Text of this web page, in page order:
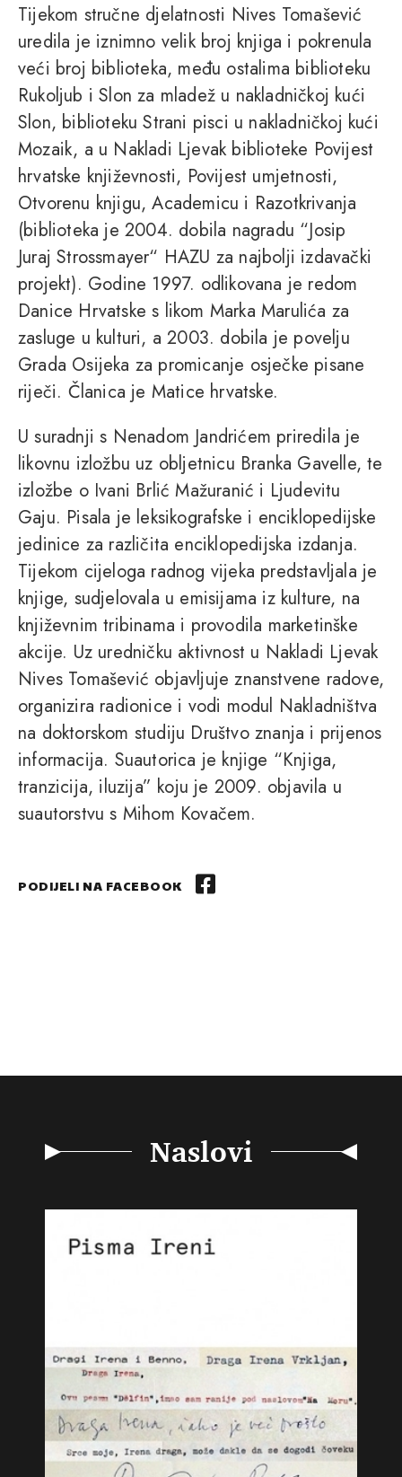
Tijekom stručne djelatnosti Nives Tomašević
uredila je iznimno velik broj knjiga i pokrenula
veći broj biblioteka, među ostalima biblioteku
Rukoljub i Slon za mladež u nakladničkoj kući
Slon, biblioteku Strani pisci u nakladničkoj kući
Mozaik, a u Nakladi Ljevak biblioteke Povijest
hrvatske književnosti, Povijest umjetnosti,
Otvorenu knjigu, Academicu i Razotkrivanja
(biblioteka je 2004. dobila nagradu “Josip
Juraj Strossmayer“ HAZU za najbolji izdavački
projekt). Godine 1997. odlikovana je redom
Danice Hrvatske s likom Marka Marulića za
zasluge u kulturi, a 2003. dobila je povelju
Grada Osijeka za promicanje osječke pisane
riječi. Članica je Matice hrvatske.
U suradnji s Nenadom Jandrićem priredila je
likovnu izložbu uz obljetnicu Branka Gavelle, te
izložbe o Ivani Brlić Mažuranić i Ljudevitu
Gaju. Pisala je leksikografske i enciklopedijske
jedinice za različita enciklopedijska izdanja.
Tijekom cijeloga radnog vijeka predstavljala je
knjige, sudjelovala u emisijama iz kulture, na
književnim tribinama i provodila marketinške
akcije. Uz uredničku aktivnost u Nakladi Ljevak
Nives Tomašević objavljuje znanstvene radove,
organizira radionice i vodi modul Nakladništva
na doktorskom studiju Društvo znanja i prijenos
informacija. Suautorica je knjige “Knjiga,
tranzicija, iluzija” koju je 2009. objavila u
suautorstvu s Mihom Kovačem.
PODIJELI NA FACEBOOK
Naslovi